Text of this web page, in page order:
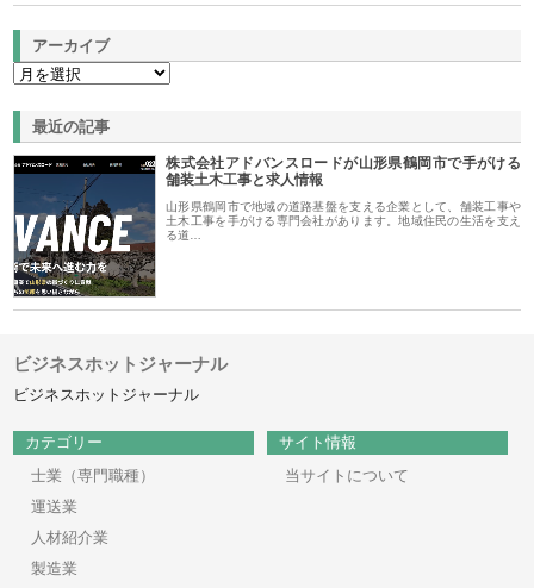
アーカイブ
最近の記事
株式会社アドバンスロードが山形県鶴岡市で手がける
舗装土木工事と求人情報
山形県鶴岡市で地域の道路基盤を支える企業として、舗装工事や
土木工事を手がける専門会社があります。地域住民の生活を支え
る道…
ビジネスホットジャーナル
ビジネスホットジャーナル
カテゴリー
士業（専門職種）
運送業
人材紹介業
製造業
サイト情報
当サイトについて